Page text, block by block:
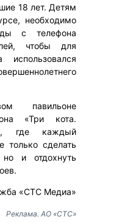
18 лет. Детям
необходимо
с телефона
чтобы для
использовался
павильоне
«Три кота.
где каждый
сделать
и отдохнуть
«СТС Медиа»
Реклама. АО «СТС»